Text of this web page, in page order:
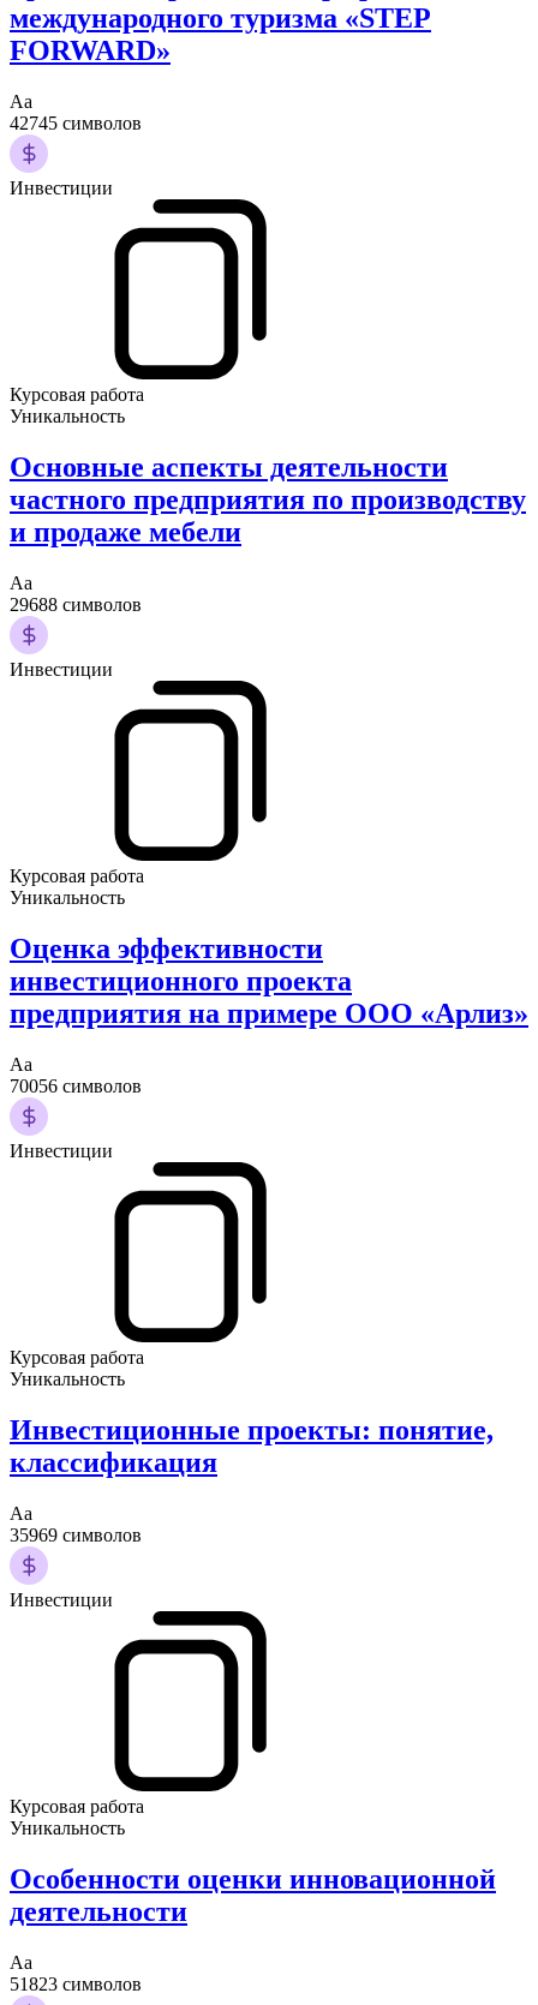
международного туризма «STEP
FORWARD»
Аа
42745 символов
Инвестиции
Курсовая работа
Уникальность
Основные аспекты деятельности
частного предприятия по производству
и продаже мебели
Аа
29688 символов
Инвестиции
Курсовая работа
Уникальность
Оценка эффективности
инвестиционного проекта
предприятия на примере ООО «Арлиз»
Аа
70056 символов
Инвестиции
Курсовая работа
Уникальность
Инвестиционные проекты: понятие,
классификация
Аа
35969 символов
Инвестиции
Курсовая работа
Уникальность
Особенности оценки инновационной
деятельности
Аа
51823 символов